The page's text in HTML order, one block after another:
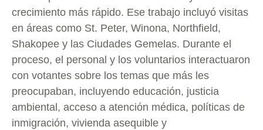
crecimiento más rápido. Ese trabajo incluyó visitas
en áreas como St. Peter, Winona, Northfield,
Shakopee y las Ciudades Gemelas. Durante el
proceso, el personal y los voluntarios interactuaron
con votantes sobre los temas que más les
preocupaban, incluyendo educación, justicia
ambiental, acceso a atención médica, políticas de
inmigración, vivienda asequible y